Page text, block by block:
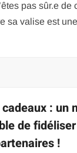
pas sûr.e de
sa valise est
: un
de
!